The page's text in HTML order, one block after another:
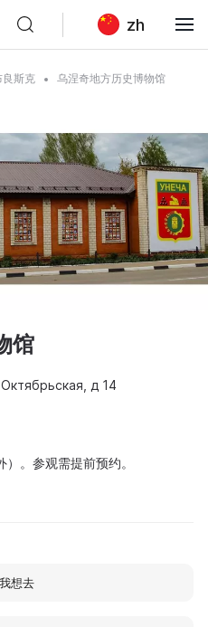
zh
良斯克 乌涅奇地方历史博物馆
馆
д 14
。参观需提前预约。
我想去